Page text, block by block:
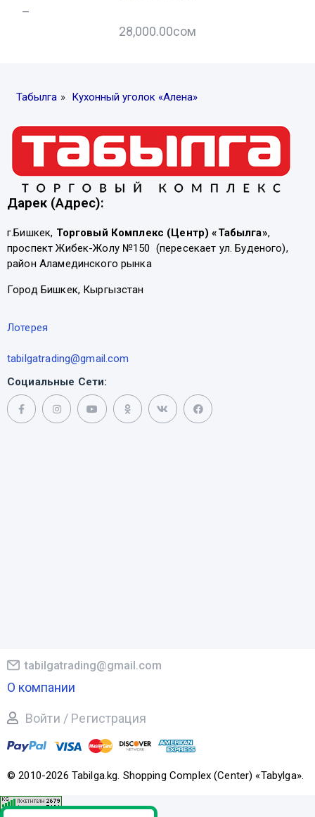
–
28,000.00сом
Табылга » Кухонный уголок «Алена»
Дарек (Адрес):
г.Бишкек, Торговый Комплекс (Центр) «Табылга»,
проспект Жибек-Жолу №150 (пересекает ул. Буденого),
район Аламединского рынка
Город Бишкек, Кыргызстан
Лотерея
tabilgatrading@gmail.com
Социальные Сети:
© 2010-2026 Tabilga.kg. Shopping Complex (Center) «Tabylga».
tabilgatrading@gmail.com
О компании
Войти / Регистрация